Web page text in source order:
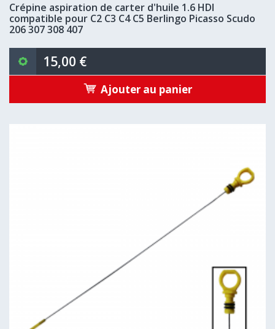
Crépine aspiration de carter d'huile 1.6 HDI
compatible pour C2 C3 C4 C5 Berlingo Picasso Scudo
206 307 308 407
15,00 €
Ajouter au panier